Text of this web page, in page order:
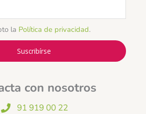
la Política de privacidad.
Suscribírse
con nosotros
91 919 00 22